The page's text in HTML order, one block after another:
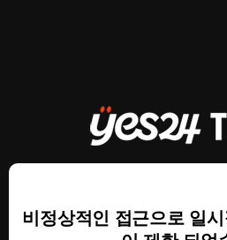
비정상적인 접근으로 일